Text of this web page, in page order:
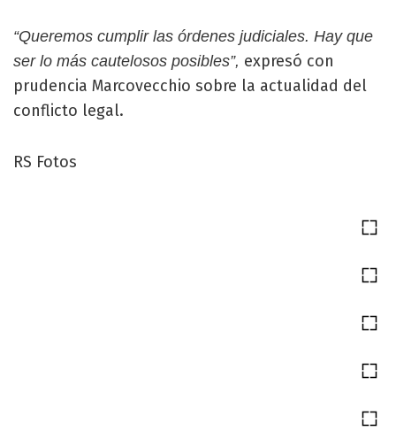
“Queremos cumplir las órdenes judiciales. Hay que
ser lo más cautelosos posibles”, expresó con
prudencia Marcovecchio sobre la actualidad del
conflicto legal.
RS Fotos